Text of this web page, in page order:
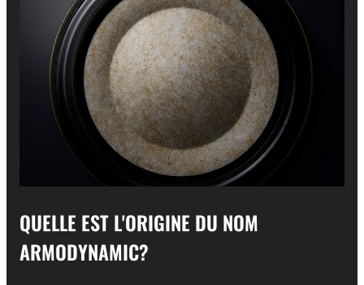
QUELLE EST L'ORIGINE DU NOM
ARMODYNAMIC?